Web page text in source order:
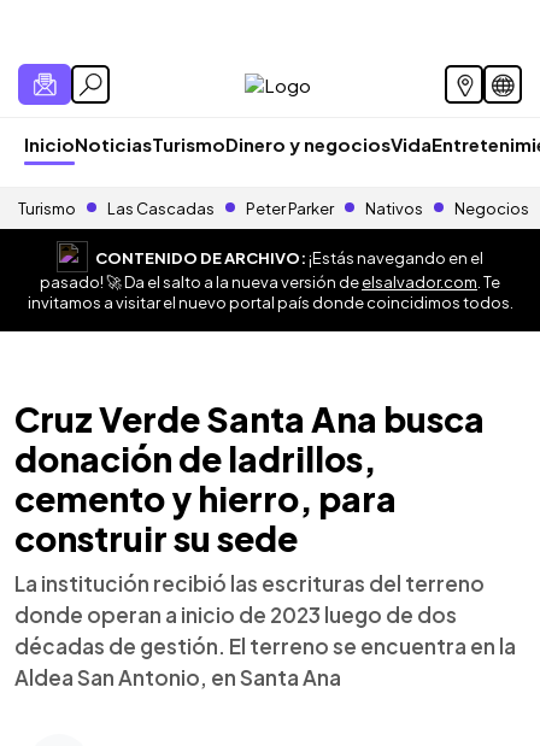
InicioNoticiasTurismoDinero y negociosVida
Turismo Las Cascadas Peter Parker Nativos Negocios
CONTENIDO DE ARCHIVO:¡Estás navegando en el
pasado! 🚀 Da el salto a la nueva versión deelsalvador.com . Te
invitamos a visitar el nuevo portal país donde coincidimos todos.
Cruz Verde Santa Ana busca
donación de ladrillos,
cemento y hierro, para
construir su sede
La institución recibió las escrituras del terreno
donde operan a inicio de 2023 luego de dos
décadas de gestión. El terreno se encuentra en la
Aldea San Antonio, en Santa Ana